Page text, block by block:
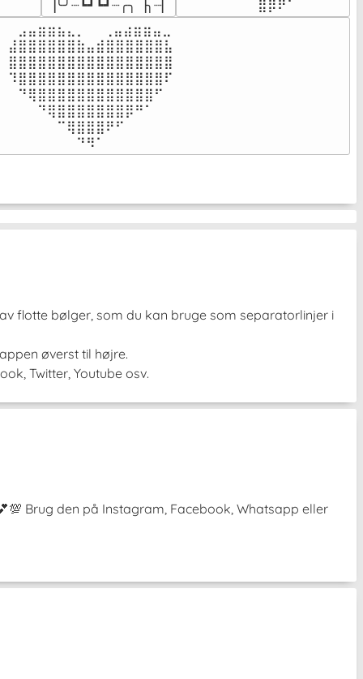
▕╰╯┈┗┛┗┛┈╭╮▕╮┈▏
⠀⠀⠀⠀⠀⠀⠀⠀⣿⡿⠟⠁⠀⠀⠀
⠀⣠⣤⣶⣶⣦⣄⡀  ⠀⢀⣤⣴⣶⣶⣤⣀⠀
⣼⣿⣿⣿⣿⣿⣿⣷⣤⣾⣿⣿⣿⣿⣿⣿⣧
⣿⣿⣿⣿⣿⣿⣿⣿⣿⣿⣿⣿⣿⣿⣿⣿⣿
⠹⣿⣿⣿⣿⣿⣿⣿⣿⣿⣿⣿⣿⣿⣿⣿⠏
⠀⠙⢿⣿⣿⣿⣿⣿⣿⣿⣿⣿⣿⣿⣿⠋⠀
⠀⠀⠀⠙⢿⣿⣿⣿⣿⣿⣿⣿⡿⠛⠁⠀⠀
⠀⠀⠀⠀⠀⠉⢿⣿⣿⣿⠟⠋⠀⠀⠀⠀⠀
⠀⠀⠀⠀⠀⠀⠀⠙⠻⠁⠀⠀⠀⠀⠀⠀⠀⠀⠀⠀⠀⠀⠀
flotte bølger, som du kan bruge som separatorlinjer i
øverst til højre.
Twitter, Youtube osv.
Brug den på Instagram, Facebook, Whatsapp eller